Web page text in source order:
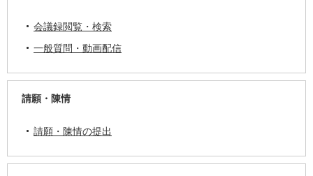
会議録閲覧・検索
一般質問・動画配信
請願・陳情
請願・陳情の提出